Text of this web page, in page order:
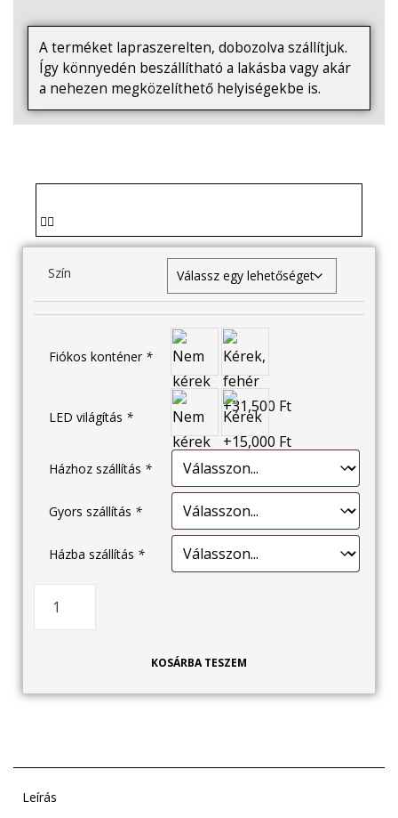
A terméket lapraszerelten, dobozolva szállítjuk.
Így könnyedén beszállítható a lakásba vagy akár
a nehezen megközelíthető helyiségekbe is.
Szín
Fiókos konténer *
LED világítás *
Házhoz szállítás *
Gyors szállítás *
Házba szállítás *
KOSÁRBA TESZEM
Leírás